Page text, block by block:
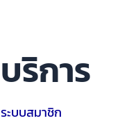
บริการ
ระบบสมาชิก